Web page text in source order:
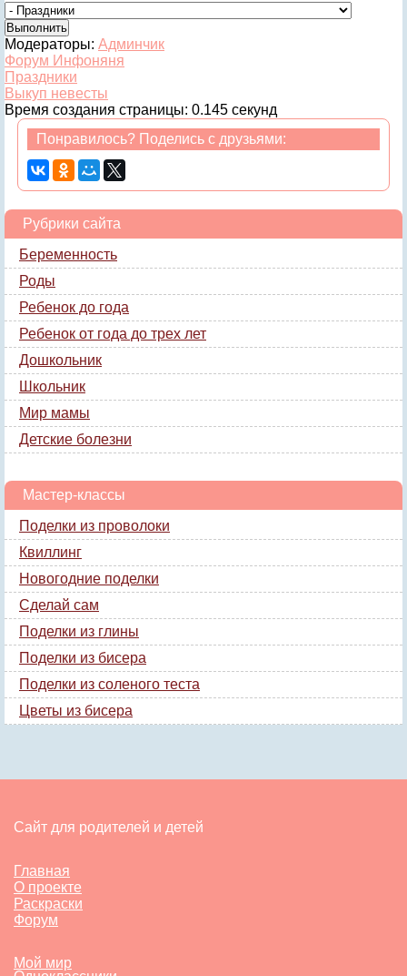
Модераторы: Админчик
Форум Инфоняня
Праздники
Выкуп невесты
Время создания страницы: 0.145 секунд
Понравилось? Поделись с друзьями:
Рубрики сайта
Беременность
Роды
Ребенок до года
Ребенок от года до трех лет
Дошкольник
Школьник
Мир мамы
Детские болезни
Мастер-классы
Поделки из проволоки
Квиллинг
Новогодние поделки
Сделай сам
Поделки из глины
Поделки из бисера
Поделки из соленого теста
Цветы из бисера
Сайт для родителей и детей
Главная
О проекте
Раскраски
Форум
Мой мир